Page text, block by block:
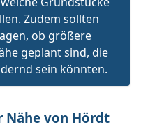
Zudem sollten
ob größere
geplant sind, die
sein könnten.
Nähe von Hördt